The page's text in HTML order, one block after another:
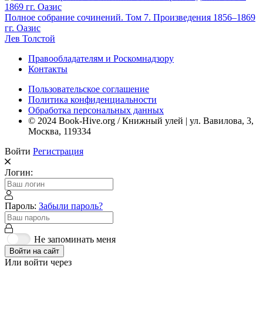
Полное собрание сочинений. Том 7. Произведения 1856–1869
гг. Оазис
Лев Толстой
Правообладателям и Роскомнадзору
Контакты
Пользовательское соглашение
Политика конфиденциальности
Обработка персональных данных
© 2024 Book-Hive.org / Книжный улей | ул. Вавилова, 3,
Москва, 119334
Войти Регистрация
Логин:
Пароль: Забыли пароль?
Не запоминать меня
Войти на сайт
Или войти через